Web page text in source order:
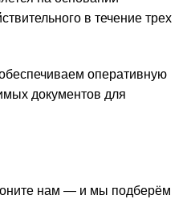
в течение трех
оперативную
документов для
нам — и мы подберём